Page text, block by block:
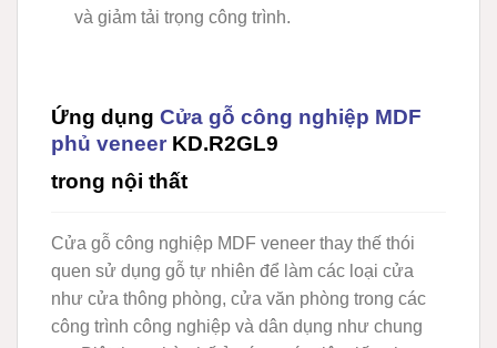
và giảm tải trọng công trình.
Ứng dụng Cửa gỗ công nghiệp MDF
phủ veneer KD.R2GL9
trong nội thất
Cửa gỗ công nghiệp MDF veneer thay thế thói
quen sử dụng gỗ tự nhiên để làm các loại cửa
như cửa thông phòng, cửa văn phòng trong các
công trình công nghiệp và dân dụng như chung